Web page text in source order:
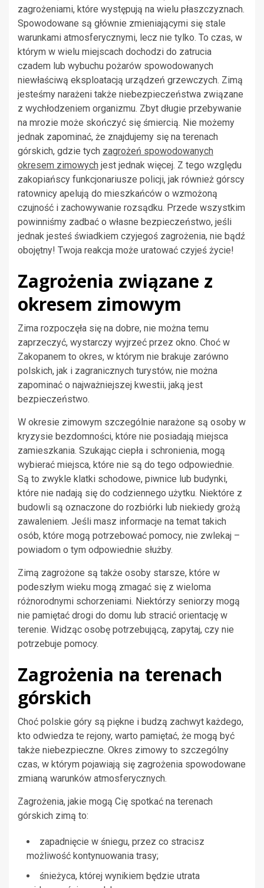
zagrożeniami, które występują na wielu płaszczyznach.
Spowodowane są głównie zmieniającymi się stale
warunkami atmosferycznymi, lecz nie tylko. To czas, w
którym w wielu miejscach dochodzi do zatrucia
czadem lub wybuchu pożarów spowodowanych
niewłaściwą eksploatacją urządzeń grzewczych. Zimą
jesteśmy narażeni także niebezpieczeństwa związane
z wychłodzeniem organizmu. Zbyt długie przebywanie
na mrozie może skończyć się śmiercią. Nie możemy
jednak zapominać, że znajdujemy się na terenach
górskich, gdzie tych zagrożeń spowodowanych
okresem zimowych jest jednak więcej. Z tego względu
zakopiańscy funkcjonariusze policji, jak również górscy
ratownicy apelują do mieszkańców o wzmożoną
czujność i zachowywanie rozsądku. Przede wszystkim
powinniśmy zadbać o własne bezpieczeństwo, jeśli
jednak jesteś świadkiem czyjegoś zagrożenia, nie bądź
obojętny! Twoja reakcja może uratować czyjeś życie!
Zagrożenia związane z
okresem zimowym
Zima rozpoczęła się na dobre, nie można temu
zaprzeczyć, wystarczy wyjrzeć przez okno. Choć w
Zakopanem to okres, w którym nie brakuje zarówno
polskich, jak i zagranicznych turystów, nie można
zapominać o najważniejszej kwestii, jaką jest
bezpieczeństwo.
W okresie zimowym szczególnie narażone są osoby w
kryzysie bezdomności, które nie posiadają miejsca
zamieszkania. Szukając ciepła i schronienia, mogą
wybierać miejsca, które nie są do tego odpowiednie.
Są to zwykle klatki schodowe, piwnice lub budynki,
które nie nadają się do codziennego użytku. Niektóre z
budowli są oznaczone do rozbiórki lub niekiedy grożą
zawaleniem. Jeśli masz informacje na temat takich
osób, które mogą potrzebować pomocy, nie zwlekaj –
powiadom o tym odpowiednie służby.
Zimą zagrożone są także osoby starsze, które w
podeszłym wieku mogą zmagać się z wieloma
różnorodnymi schorzeniami. Niektórzy seniorzy mogą
nie pamiętać drogi do domu lub stracić orientację w
terenie. Widząc osobę potrzebującą, zapytaj, czy nie
potrzebuje pomocy.
Zagrożenia na terenach
górskich
Choć polskie góry są piękne i budzą zachwyt każdego,
kto odwiedza te rejony, warto pamiętać, że mogą być
także niebezpieczne. Okres zimowy to szczególny
czas, w którym pojawiają się zagrożenia spowodowane
zmianą warunków atmosferycznych.
Zagrożenia, jakie mogą Cię spotkać na terenach
górskich zimą to:
zapadnięcie w śniegu, przez co stracisz
możliwość kontynuowania trasy;
śnieżyca, której wynikiem będzie utrata